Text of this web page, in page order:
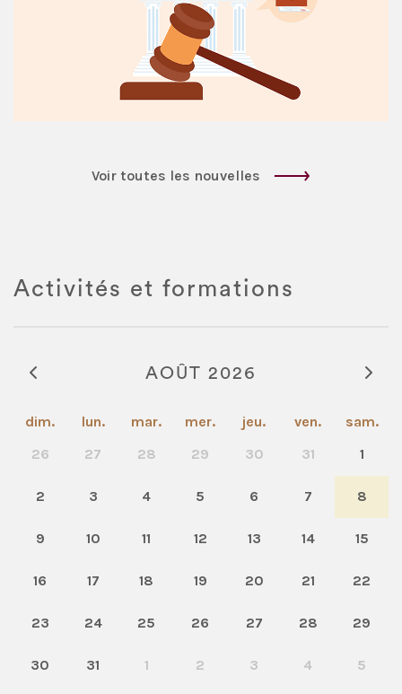
Voir toutes les nouvelles
Activités et formations
AOÛT 2026
dim. lun. mar. mer. jeu. ven.
sam.
26
27 28 29 30 31 1
2 3 4 5 6 7 8
9 10 11 12 13 14 15
16 17 18 19 20 21 22
23 24 25 26 27 28 29
30 31 1 2 3 4 5